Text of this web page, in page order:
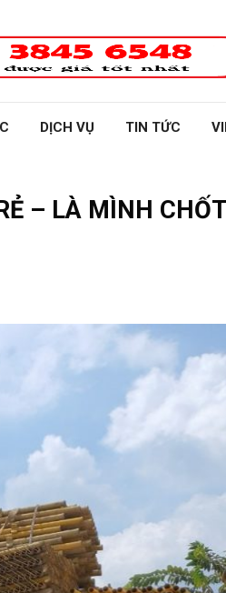
DỊCH VỤ TIN TỨC
– LÀ MÌNH CHỐT